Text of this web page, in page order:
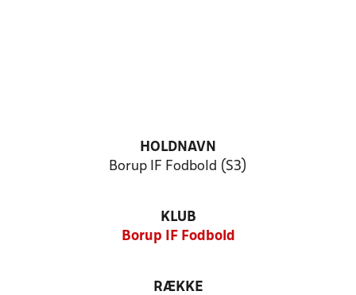
HOLDNAVN
Borup IF Fodbold (S3)
KLUB
Borup IF Fodbold
RÆKKE